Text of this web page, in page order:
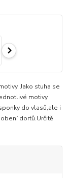
Jako stuha se
motivy
do vlasů,ale i
dortů.Určitě